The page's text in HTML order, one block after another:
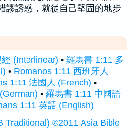
謬誘惑，就從自己堅固的地步
(Interlinear) • 羅馬書 1:11 多
• Romanos 1:11 西班牙人
1:11 法國人 (French) •
• 羅馬書 1:11 中國語
1:11 英語 (English)
Traditional) ©2011 Asia Bible